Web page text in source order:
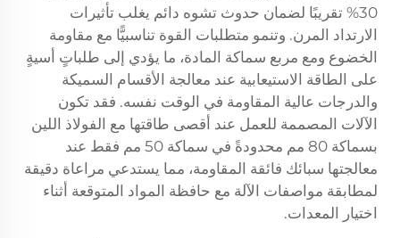
30% تقريبًا لضمان حدوث تشوه دائم يغلب تأثيرات
الارتداد المرن. وتنمو متطلبات القوة تناسبيًّا مع مقاومة
الخضوع ومع مربع سماكة المادة، ما يؤدي إلى طلباتٍ أسيةٍ
على الطاقة الاستيعابية عند معالجة الأقسام السميكة
والدرجات عالية المقاومة في الوقت نفسه. فقد تكون
الآلات المصممة للعمل عند أقصى طاقتها مع الفولاذ اللين
بسماكة 80 مم محدودةً في سماكة 50 مم فقط عند
معالجتها سبائك فائقة المقاومة، مما يستدعي مراعاة دقيقة
لمطابقة مواصفات الآلة مع حافظة المواد المتوقعة أثناء
اختيار المعدات.